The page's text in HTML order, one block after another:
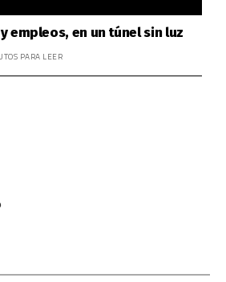
empleos, en un túnel sin luz
PARA LEER